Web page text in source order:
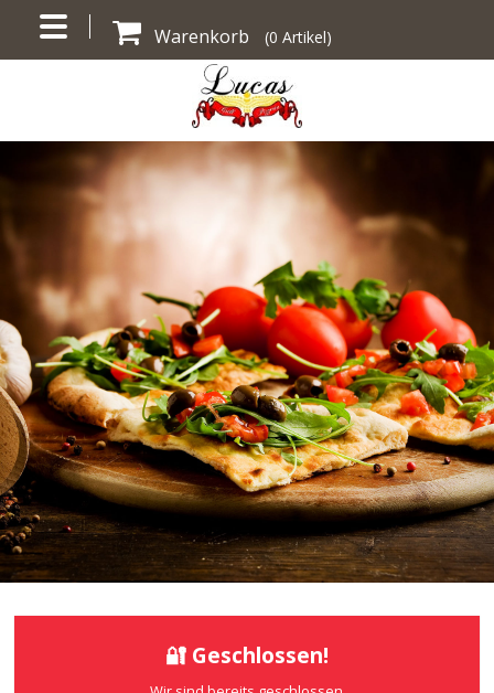
Warenkorb (0 Artikel)
🔐 Geschlossen!